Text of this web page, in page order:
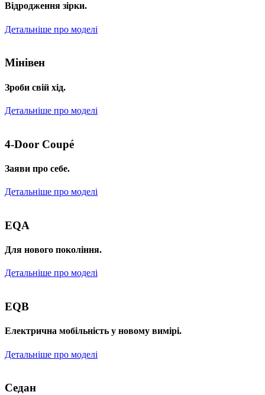
Відродження зірки.
Детальніше про моделі
Мінівен
Зроби свій хід.
Детальніше про моделі
4-Door Coupé
Заяви про себе.
Детальніше про моделі
EQA
Для нового покоління.
Детальніше про моделі
EQB
Електрична мобільність у новому вимірі.
Детальніше про моделі
Седан